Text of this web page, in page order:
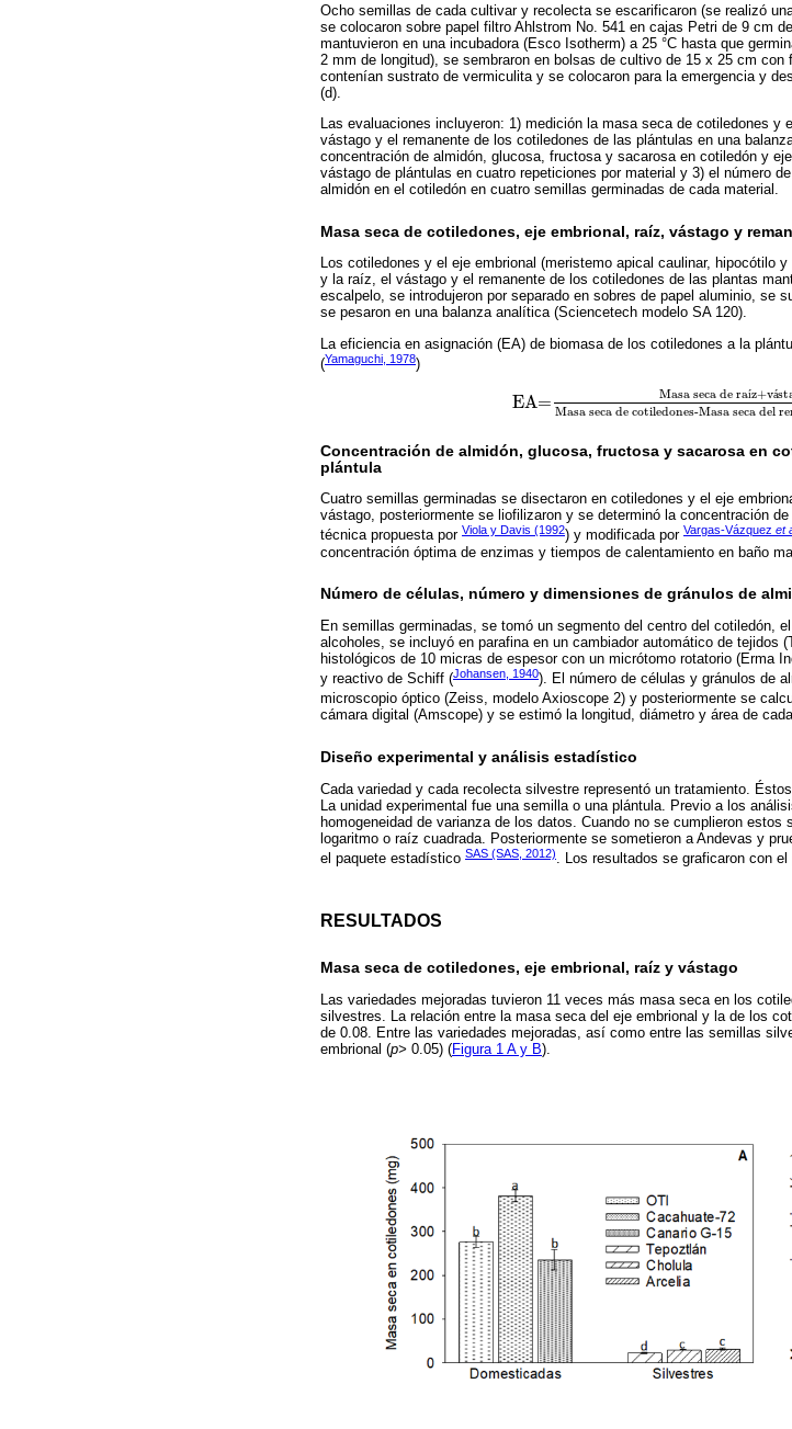
Ocho semillas de cada cultivar y recolecta se escarificaron (se realizó
se colocaron sobre papel filtro Ahlstrom No. 541 en cajas Petri de 9 cm
mantuvieron en una incubadora (Esco Isotherm) a 25 °C hasta que
2 mm de longitud), se sembraron en bolsas de cultivo de 15 x 25 cm
contenían sustrato de vermiculita y se colocaron para la emergencia y
(d).
Las evaluaciones incluyeron: 1) medición la masa seca de cotiledones y
vástago y el remanente de los cotiledones de las plántulas en una
concentración de almidón, glucosa, fructosa y sacarosa en cotiledón y
vástago de plántulas en cuatro repeticiones por material y 3) el número
almidón en el cotiledón en cuatro semillas germinadas de cada material.
Masa seca de cotiledones, eje embrional, raíz, vástago y
Los cotiledones y el eje embrional (meristemo apical caulinar, hipocótilo
y la raíz, el vástago y el remanente de los cotiledones de las plantas
escalpelo, se introdujeron por separado en sobres de papel aluminio, se
se pesaron en una balanza analítica (Sciencetech modelo SA 120).
La eficiencia en asignación (EA) de biomasa de los cotiledones a la
(Yamaguchi, 1978)
EA= Masa seca de raíz+vá
Masa seca de cotiledones-Masa seca del
EA=Masa seca de raíz+vástagoMasa
Concentración de almidón, glucosa, fructosa y sacarosa en
plántula
Cuatro semillas germinadas se disectaron en cotiledones y el eje
vástago, posteriormente se liofilizaron y se determinó la concentración
técnica propuesta por Viola y Davis (1992) y modificada por Vargas-Vázquez et
concentración óptima de enzimas y tiempos de calentamiento en baño
Número de células, número y dimensiones de gránulos de
En semillas germinadas, se tomó un segmento del centro del cotiledón,
alcoholes, se incluyó en parafina en un cambiador automático de tejidos
histológicos de 10 micras de espesor con un micrótomo rotatorio (Erma
y reactivo de Schiff (Johansen, 1940). El número de células y gránulos de
microscopio óptico (Zeiss, modelo Axioscope 2) y posteriormente se
cámara digital (Amscope) y se estimó la longitud, diámetro y área de
Diseño experimental y análisis estadístico
Cada variedad y cada recolecta silvestre representó un tratamiento.
La unidad experimental fue una semilla o una plántula. Previo a los
homogeneidad de varianza de los datos. Cuando no se cumplieron
logaritmo o raíz cuadrada. Posteriormente se sometieron a Andevas y
el paquete estadístico SAS (SAS, 2012). Los resultados se graficaron con el
RESULTADOS
Masa seca de cotiledones, eje embrional, raíz y vástago
Las variedades mejoradas tuvieron 11 veces más masa seca en los
silvestres. La relación entre la masa seca del eje embrional y la de los
de 0.08. Entre las variedades mejoradas, así como entre las semillas
embrional (p> 0.05) (Figura 1 A y B).